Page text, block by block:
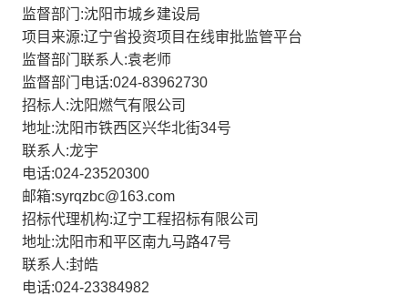
监督部门:沈阳市城乡建设局
项目来源:辽宁省投资项目在线审批监管平台
监督部门联系人:袁老师
监督部门电话:024-83962730
招标人:沈阳燃气有限公司
地址:沈阳市铁西区兴华北街34号
联系人:龙宇
电话:024-23520300
邮箱:syrqzbc@163.com
招标代理机构:辽宁工程招标有限公司
地址:沈阳市和平区南九马路47号
联系人:封皓
电话:024-23384982